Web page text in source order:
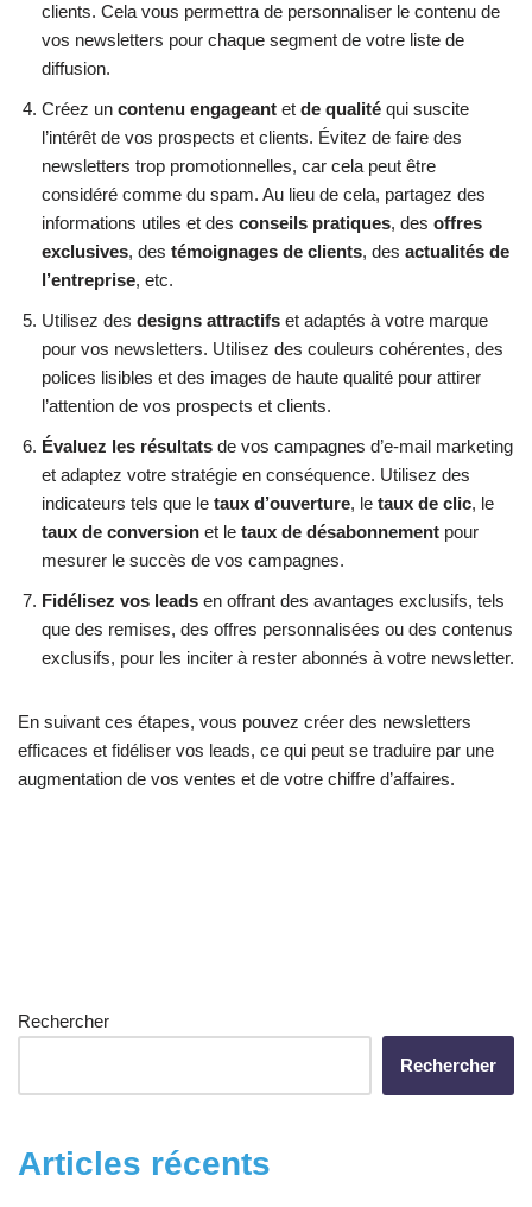
clients. Cela vous permettra de personnaliser le contenu de
vos newsletters pour chaque segment de votre liste de
diffusion.
Créez un contenu engageant et de qualité qui suscite
l’intérêt de vos prospects et clients. Évitez de faire des
newsletters trop promotionnelles, car cela peut être
considéré comme du spam. Au lieu de cela, partagez des
informations utiles et des conseils pratiques, des offres
exclusives, des témoignages de clients, des actualités de
l’entreprise, etc.
Utilisez des designs attractifs et adaptés à votre marque
pour vos newsletters. Utilisez des couleurs cohérentes, des
polices lisibles et des images de haute qualité pour attirer
l’attention de vos prospects et clients.
Évaluez les résultats de vos campagnes d’e-mail marketing
et adaptez votre stratégie en conséquence. Utilisez des
indicateurs tels que le taux d’ouverture, le taux de clic, le
taux de conversion et le taux de désabonnement pour
mesurer le succès de vos campagnes.
Fidélisez vos leads en offrant des avantages exclusifs, tels
que des remises, des offres personnalisées ou des contenus
exclusifs, pour les inciter à rester abonnés à votre newsletter.
En suivant ces étapes, vous pouvez créer des newsletters
efficaces et fidéliser vos leads, ce qui peut se traduire par une
augmentation de vos ventes et de votre chiffre d’affaires.
Rechercher
Rechercher
Articles récents